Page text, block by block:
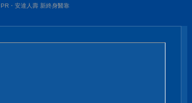
PR・安達人壽 新終身醫靠